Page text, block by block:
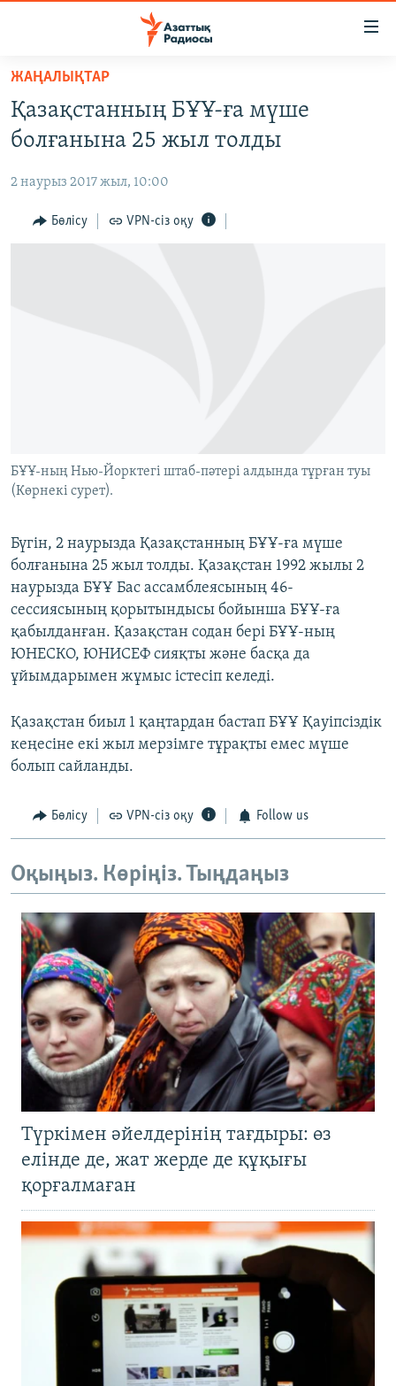
Skip
main
content
to
Navigation
Skip
САЯСАТ
ҚАҢТАР ОҚИҒАСЫ
АДАМ ҚҰҚЫҚТАРЫ
Басқа тілдерде
ЖАҢАЛЫҚТАР
Қазақстанның БҰҰ-ға мүше
болғанына 25 жыл толды
2 наурыз 2017 жыл, 10:00
Бөлісу VPN-сіз оқу
БҰҰ-ның Нью-Йорктегі штаб-пәтері алдында тұрған туы
(Көрнекі сурет).
Бүгін, 2 наурызда Қазақстанның БҰҰ-ға мүше
болғанына 25 жыл толды. Қазақстан 1992 жылы 2
наурызда БҰҰ Бас ассамблеясының 46-
сессиясының қорытындысы бойынша БҰҰ-ға
қабылданған. Қазақстан содан бері БҰҰ-ның
ЮНЕСКО, ЮНИСЕФ сияқты және басқа да
ұйымдарымен жұмыс істесіп келеді.
Қазақстан биыл 1 қаңтардан бастап БҰҰ Қауіпсіздік
кеңесіне екі жыл мерзімге тұрақты емес мүше
болып сайланды.
Бөлісу VPN-сіз оқу Follow us
Оқыңыз. Көріңіз. Тыңдаңыз
Түркімен әйелдерінің тағдыры: өз
елінде де, жат жерде де құқығы
қорғалмаған